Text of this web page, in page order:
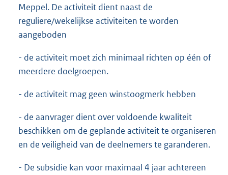
Meppel. De activiteit dient naast de
reguliere/wekelijkse activiteiten te worden
aangeboden
- de activiteit moet zich minimaal richten op één of
meerdere doelgroepen.
- de activiteit mag geen winstoogmerk hebben
- de aanvrager dient over voldoende kwaliteit
beschikken om de geplande activiteit te organiseren
en de veiligheid van de deelnemers te garanderen.
- De subsidie kan voor maximaal 4 jaar achtereen